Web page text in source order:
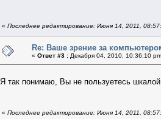
« Последнее редактирование: Июня 14, 2011,
Re: Ваше зрение за
« Ответ #3 : Декабря 04, 2010, 10:36:10
Я так понимаю, Вы не пользуетесь шкалой
« Последнее редактирование: Июня 14, 2011,